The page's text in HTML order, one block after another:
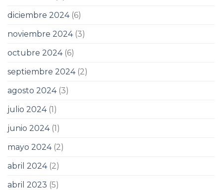
diciembre 2024(6)
noviembre 2024(3)
octubre 2024(6)
septiembre 2024(2)
agosto 2024(3)
julio 2024(1)
junio 2024(1)
mayo 2024(2)
abril 2024(2)
abril 2023 (5)